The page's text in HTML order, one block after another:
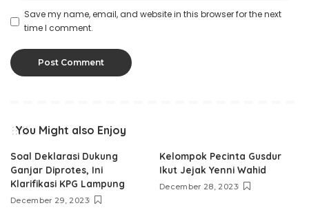
Save my name, email, and website in this browser for the next
time I comment.
You Might also Enjoy
Soal Deklarasi Dukung
Ganjar Diprotes, Ini
Klarifikasi KPG Lampung
December 29, 2023
Kelompok Pecinta Gusdur
Ikut Jejak Yenni Wahid
December 28, 2023